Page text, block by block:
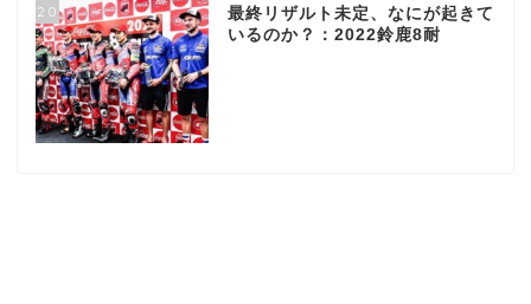
20
最終リザルト未定、なにが起きて
いるのか？：2022鈴鹿8耐